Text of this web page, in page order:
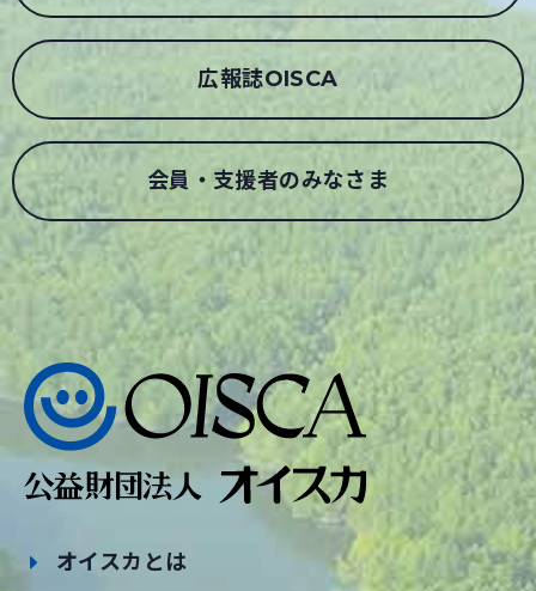
広報誌OISCA
会員・支援者のみなさま
オイスカとは